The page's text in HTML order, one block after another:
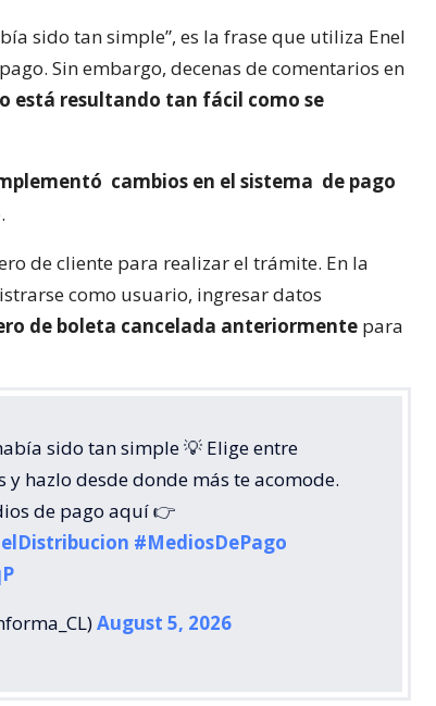
sido tan simple”, es la frase que utiliza Enel
Sin embargo, decenas de comentarios en
está resultando tan fácil como se
cambios en el sistema de pago
de cliente para realizar el trámite. En la
como usuario, ingresar datos
de boleta cancelada anteriormente para
sido tan simple 💡 Elige entre
hazlo desde donde más te acomode.
de pago aquí 👉
#MediosDePago
August 5, 2026